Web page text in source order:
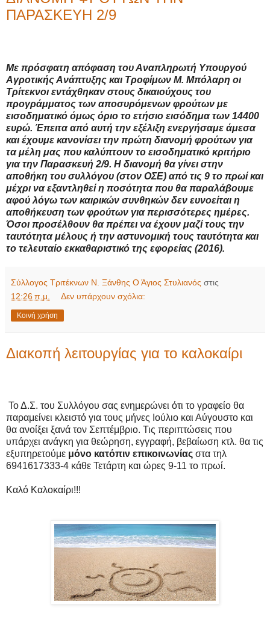
ΠΑΡΑΣΚΕΥΗ 2/9
Με πρόσφατη απόφαση του Αναπληρωτή Υπουργού
Αγροτικής Ανάπτυξης και Τροφίμων Μ. Μπόλαρη οι
Τρίτεκνοι εντάχθηκαν στους δικαιούχους του
προγράμματος των αποσυρόμενων φρούτων με
εισοδηματικό όμως όριο το ετήσιο εισόδημα των 14400
ευρώ. Έπειτα από αυτή την εξέλιξη ενεργήσαμε άμεσα
και έχουμε κανονίσει την πρώτη διανομή φρούτων για
τα μέλη μας που καλύπτουν το εισοδηματικό κριτήριο
για την Παρασκευή 2/9. Η διανομή θα γίνει στην
αποθήκη του συλλόγου (στον ΟΣΕ) από τις 9 το πρωί και
μέχρι να εξαντληθεί η ποσότητα που θα παραλάβουμε
αφού λόγω των καιρικών συνθηκών δεν ευνοείται η
αποθήκευση των φρούτων για περισσότερες ημέρες.
Όσοι προσέλθουν θα πρέπει να έχουν μαζί τους την
ταυτότητα μέλους ή την αστυνομική τους ταυτότητα και
το τελευταίο εκκαθαριστικό της εφορείας (2016).
Σύλλογος Τριτέκνων Ν. Ξάνθης Ο Άγιος Στυλιανός στις
12:26 π.μ.
Δεν υπάρχουν σχόλια:
Κοινή χρήση
Διακοπή λειτουργίας για το καλοκαίρι
Το Δ.Σ. του Συλλόγου σας ενημερώνει ότι το γραφείο θα
παραμείνει κλειστό για τους μήνες Ιούλιο και Αύγουστο και
θα ανοίξει ξανά τον Σεπτέμβριο. Τις περιπτώσεις που
υπάρχει ανάγκη για θεώρηση, εγγραφή, βεβαίωση κτλ. θα τις
εξυπηρετούμε μόνο κατόπιν επικοινωνίας στα τηλ
6941617333-4 κάθε Τετάρτη και ώρες 9-11 το πρωί.
Καλό Καλοκαίρι!!!